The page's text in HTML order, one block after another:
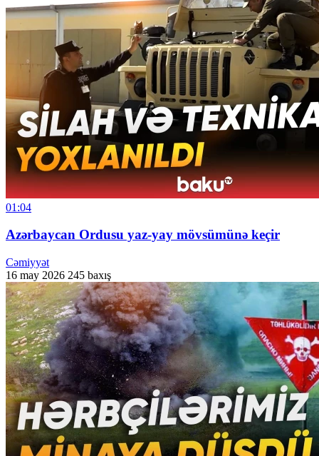
01:04
Azərbaycan Ordusu yaz-yay mövsümünə keçir
Cəmiyyət
16 may 2026 245 baxış